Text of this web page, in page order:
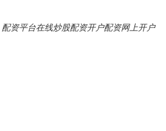
配资平台在线炒股配资开户配资网上开户